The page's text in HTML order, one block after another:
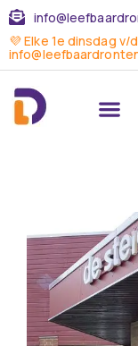
💜 Elke 1e dinsdag